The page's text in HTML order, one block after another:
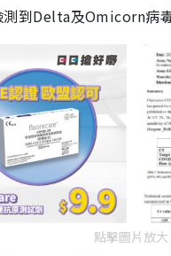
到Delta及Omicorn病
點擊圖片放大